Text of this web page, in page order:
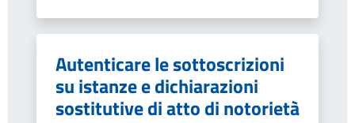
Autenticare le sottoscrizioni
su istanze e dichiarazioni
sostitutive di atto di notorietà